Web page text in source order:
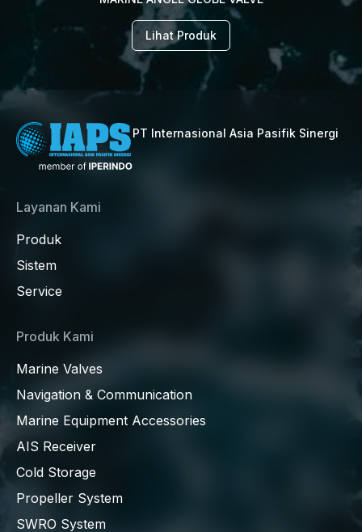
Lihat Produk
PT Internasional Asia Pasifik Sinergi
Layanan Kami
Produk
Sistem
Service
Produk Kami
Marine Valves
Navigation & Communication
Marine Equipment Accessories
AIS Receiver
Cold Storage
Propeller System
SWRO System